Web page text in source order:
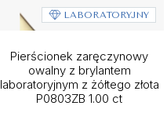
LABORATORYJNY
Pierścionek zaręczynowy
owalny z brylantem
laboratoryjnym z żółtego złota
P0803ZB 1.00 ct